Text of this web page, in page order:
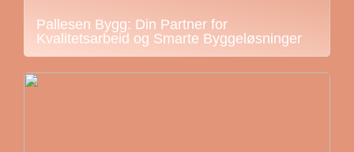
Pallesen Bygg: Din Partner for
Kvalitetsarbeid og Smarte Byggeløsninger